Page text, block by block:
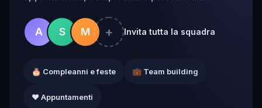
A S M + Invita tutta la squadra
🎂 Compleanni e feste 💼 Team building
❤️ Appuntamenti